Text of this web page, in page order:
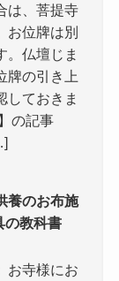
は、菩提寺
お位牌は別
。仏壇じま
牌の引き上
しておきま
の記事
養のお布施
の教科書
お寺様にお